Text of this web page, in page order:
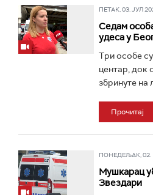
ПЕТАК, 03. ЈУЛ
Седам
удеса у
Три особе
центар, док
збринуте на
Прочитај
ПОНЕДЕЉАК, 02.
Мушкарац
Звездари